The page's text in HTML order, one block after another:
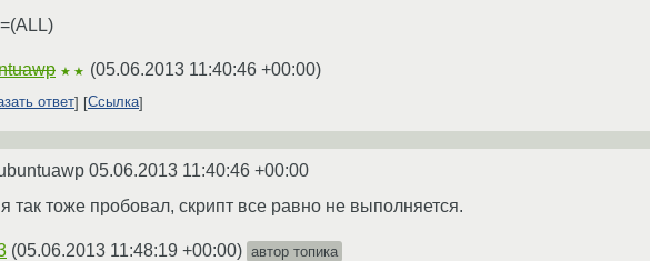
★★ (05.06.2013 11:40:46 +00:00)
ответ Ссылка
05.06.2013 11:40:46 +00:00
я так тоже пробовал, скрипт все равно не выполняется.
(05.06.2013 11:48:19 +00:00) автор топика